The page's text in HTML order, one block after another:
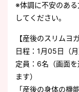
※体調に不安のあ
してください。
【産後のスリムヨ
日程：1月05日（
定員：6名（画面
ます）
「産後の身体の機